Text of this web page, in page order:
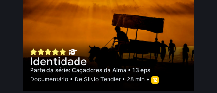
Identidade
Parte da série: Caçadores da Alma • 13 eps
Documentário • De Silvio Tendler• 28 min •